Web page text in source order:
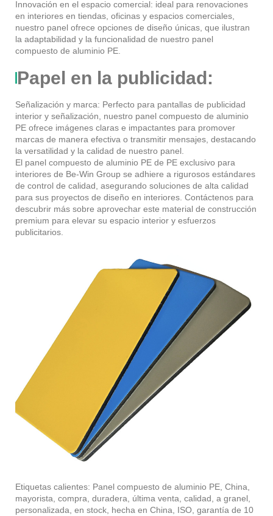
Innovación en el espacio comercial: ideal para renovaciones
en interiores en tiendas, oficinas y espacios comerciales,
nuestro panel ofrece opciones de diseño únicas, que ilustran
la adaptabilidad y la funcionalidad de nuestro panel
compuesto de aluminio PE.
Papel en la publicidad:
Señalización y marca: Perfecto para pantallas de publicidad
interior y señalización, nuestro panel compuesto de aluminio
PE ofrece imágenes claras e impactantes para promover
marcas de manera efectiva o transmitir mensajes, destacando
la versatilidad y la calidad de nuestro panel.
El panel compuesto de aluminio PE de PE exclusivo para
interiores de Be-Win Group se adhiere a rigurosos estándares
de control de calidad, asegurando soluciones de alta calidad
para sus proyectos de diseño en interiores. Contáctenos para
descubrir más sobre aprovechar este material de construcción
premium para elevar su espacio interior y esfuerzos
publicitarios.
Etiquetas calientes: Panel compuesto de aluminio PE, China,
mayorista, compra, duradera, última venta, calidad, a granel,
personalizada, en stock, hecha en China, ISO, garantía de 10